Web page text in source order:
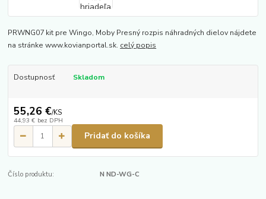
PRWNG07 kit pre Wingo, Moby Presný rozpis náhradných dielov nájdete
na stránke www.kovianportal.sk. celý popis
Dostupnosť Skladom
55,26 €/KS
44,93 € bez DPH
Pridať do košíka
Číslo produktu: N ND-WG-C